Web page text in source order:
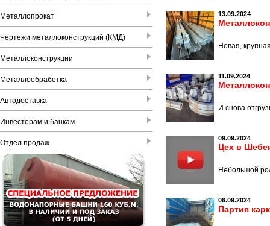
Металлопрокат
Чертежи металлоконструкций (КМД)
Металлоконструкции
Металлообработка
Автодоставка
Инвесторам и банкам
Отдел продаж
13.09.2024
Новая,
11.09.2024
И снова
09.09.2024
Цех в
Небольшой
06.09.2024
Партия